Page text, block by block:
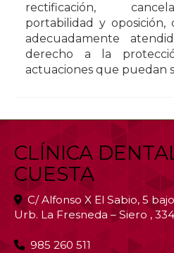
rectificación,
portabilidad y
adecuadamente
derecho a la
actuaciones que puedan
CLÍNICA
CUESTA
C/ Alfonso X El Sabio, 5
Urb. La Fresneda – Siero ,
985 260 511